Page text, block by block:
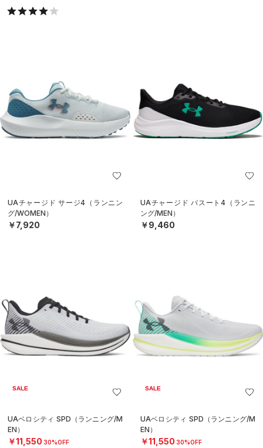
UAチャージド サージ4（ランニン
グ/WOMEN）
￥7,920
UAチャージド パスート4（ランニ
ング/MEN）
￥9,460
SALE
UAベロシティ SPD（ランニング/M
EN）
￥11,550 30%OFF
SALE
UAベロシティ SPD（ランニング/M
EN）
￥11,550 30%OFF